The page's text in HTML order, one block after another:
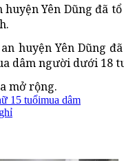
huyện Yên Dũng đã
huyện Yên Dũng
dâm người dưới 18
mở rộng.
15 tuổimua dâm